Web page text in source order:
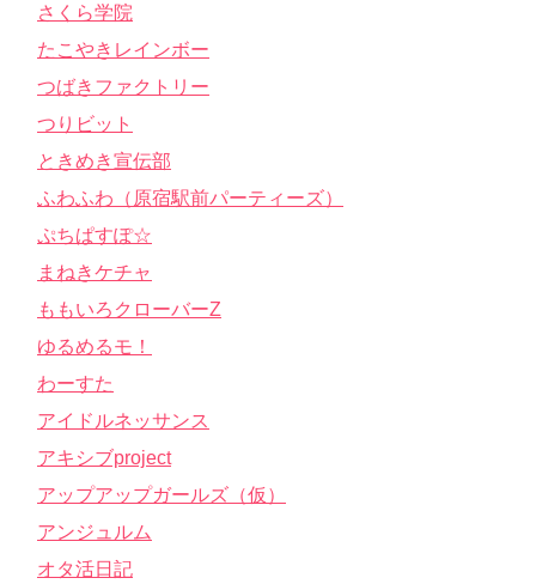
さくら学院
たこやきレインボー
つばきファクトリー
つりビット
ときめき宣伝部
ふわふわ（原宿駅前パーティーズ）
ぷちぱすぽ☆
まねきケチャ
ももいろクローバーZ
ゆるめるモ！
わーすた
アイドルネッサンス
アキシブproject
アップアップガールズ（仮）
アンジュルム
オタ活日記